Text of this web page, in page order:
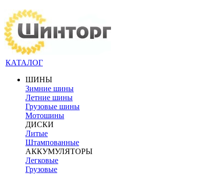
КАТАЛОГ
ШИНЫ
Зимние шины
Летние шины
Грузовые шины
Мотошины
ДИСКИ
Литые
Штампованные
АККУМУЛЯТОРЫ
Легковые
Грузовые